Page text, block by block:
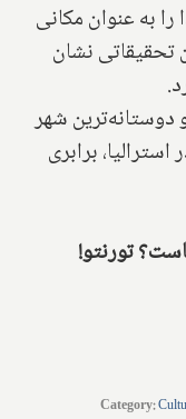
به عنوان مکانی
تحقیقاتی نشان
دوستانه‌ترین شهر
برابری
تورنتو!
Category: